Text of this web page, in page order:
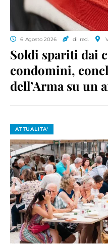
6 Agosto 2026 di red.
Soldi spariti dai
condomini,
dell’Arma su un
ATTUALITA'